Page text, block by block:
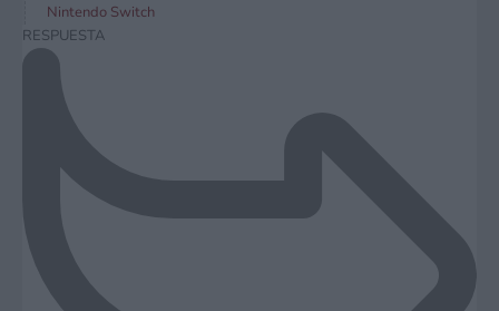
Nintendo Switch
RESPUESTA